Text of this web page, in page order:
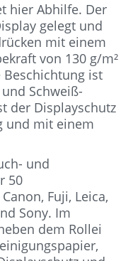
hier Abhilfe. Der
gelegt und
mit einem
von 130 g/m²
ist
Schweiß-
der Displayschutz
und mit einem
und
50
Fuji, Leica,
Sony. Im
dem Rollei